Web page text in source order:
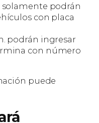
solamente podrán
con placa
podrán ingresar
con número
puede